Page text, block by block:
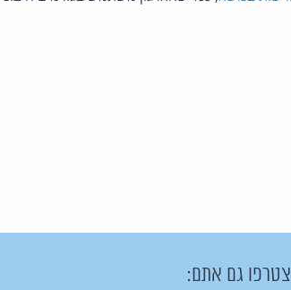
גם אתם: